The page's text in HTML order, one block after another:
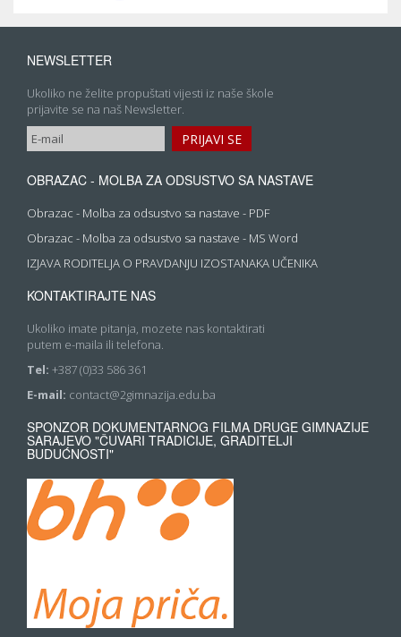
NEWSLETTER
Ukoliko ne želite propuštati vijesti iz naše škole
prijavite se na naš Newsletter.
OBRAZAC - MOLBA ZA ODSUSTVO SA NASTAVE
Obrazac - Molba za odsustvo sa nastave - PDF
Obrazac - Molba za odsustvo sa nastave - MS Word
IZJAVA RODITELJA O PRAVDANJU IZOSTANAKA UČENIKA
KONTAKTIRAJTE NAS
Ukoliko imate pitanja, mozete nas kontaktirati
putem e-maila ili telefona.
Tel: +387 (0)33 586 361
E-mail: contact@2gimnazija.edu.ba
SPONZOR DOKUMENTARNOG FILMA DRUGE GIMNAZIJE
SARAJEVO "ČUVARI TRADICIJE, GRADITELJI
BUDUĆNOSTI"